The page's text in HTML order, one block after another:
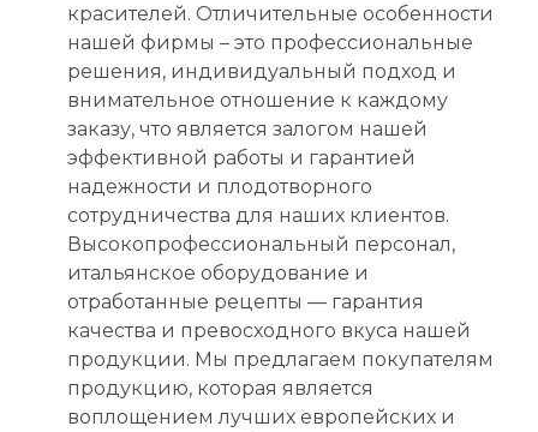
красителей. Отличительные особенности
нашей фирмы – это профессиональные
решения, индивидуальный подход и
внимательное отношение к каждому
заказу, что является залогом нашей
эффективной работы и гарантией
надежности и плодотворного
сотрудничества для наших клиентов.
Высокопрофессиональный персонал,
итальянское оборудование и
отработанные рецепты — гарантия
качества и превосходного вкуса нашей
продукции. Мы предлагаем покупателям
продукцию, которая является
воплощением лучших европейских и